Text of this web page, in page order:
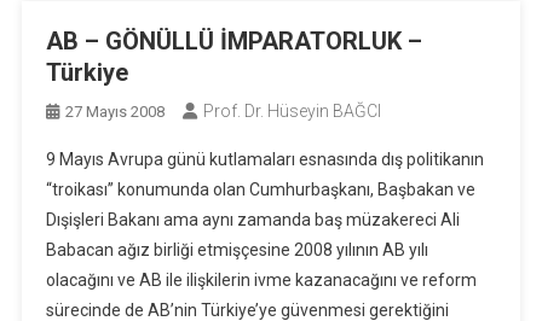
AB – GÖNÜLLÜ İMPARATORLUK –
Türkiye
27 Mayıs 2008 Prof. Dr. Hüseyin BAĞCI
9 Mayıs Avrupa günü kutlamaları esnasında dış politikanın
“troikası” konumunda olan Cumhurbaşkanı, Başbakan ve
Dışişleri Bakanı ama aynı zamanda baş müzakereci Ali
Babacan ağız birliği etmişçesine 2008 yılının AB yılı
olacağını ve AB ile ilişkilerin ivme kazanacağını ve reform
sürecinde de AB’nin Türkiye’ye güvenmesi gerektiğini